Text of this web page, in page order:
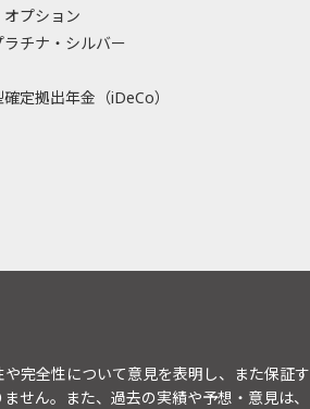
プション
ラチナ・シルバー
定拠出年金（iDeCo）
完全性について意見を表明し、また保証す
せん。また、過去の実績や予想・意見は、